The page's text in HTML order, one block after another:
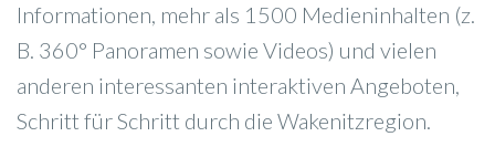
Informationen, mehr als 1500 Medieninhalten (z.
B. 360° Panoramen sowie Videos) und vielen
anderen interessanten interaktiven Angeboten,
Schritt für Schritt durch die Wakenitzregion.